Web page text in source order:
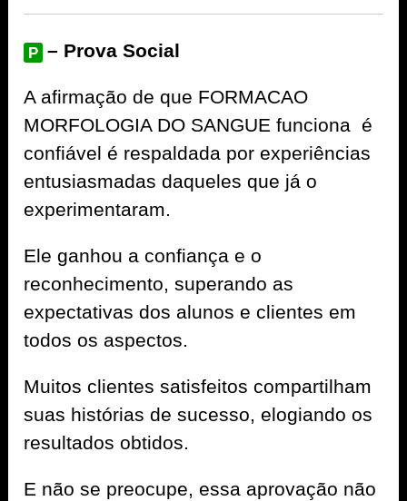
P – Prova Social
A afirmação de que FORMACAO
MORFOLOGIA DO SANGUE funciona é
confiável é respaldada por experiências
entusiasmadas daqueles que já o
experimentaram.
Ele ganhou a confiança e o
reconhecimento, superando as
expectativas dos alunos e clientes em
todos os aspectos.
Muitos clientes satisfeitos compartilham
suas histórias de sucesso, elogiando os
resultados obtidos.
E não se preocupe, essa aprovação não